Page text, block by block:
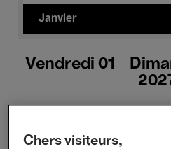
Janvier
Vendredi 01 -
Chers visiteurs,